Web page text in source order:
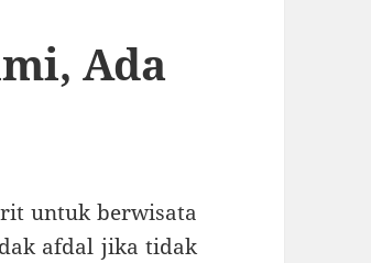
Ada
untuk berwisata
afdal jika tidak